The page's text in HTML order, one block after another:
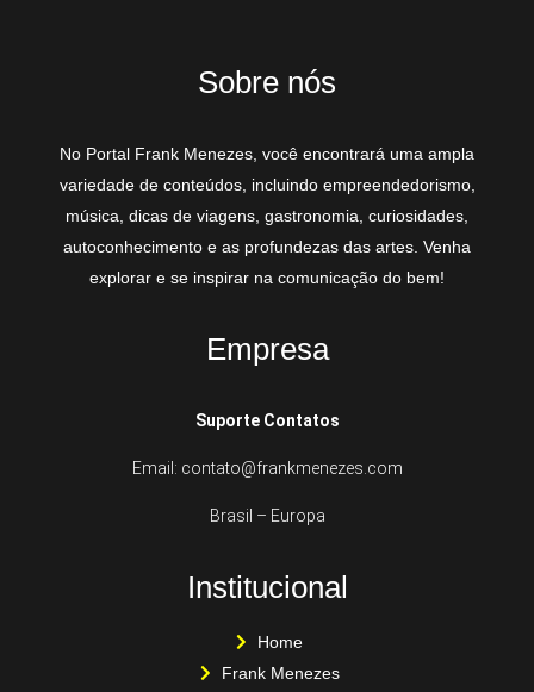
Sobre nós
No Portal Frank Menezes, você encontrará uma ampla
variedade de conteúdos, incluindo empreendedorismo,
música, dicas de viagens, gastronomia, curiosidades,
autoconhecimento e as profundezas das artes. Venha
explorar e se inspirar na comunicação do bem!
Empresa
Suporte Contatos
Email: contato@frankmenezes.com
Brasil – Europa
Institucional
Home
Frank Menezes